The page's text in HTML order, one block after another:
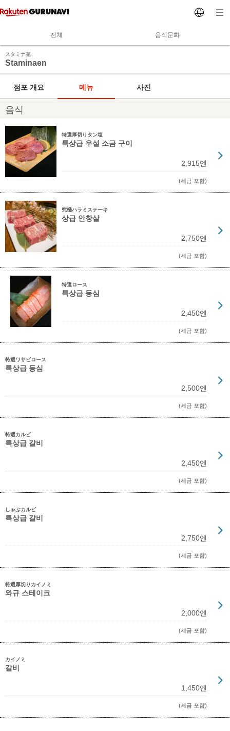
전체 음식문화
スタミナ苑
Staminaen
점포 개요 메뉴 사진
음식
特選厚切りタン塩
특상급 우설 소금 구이
2,915엔
(세금 포함)
究極ハラミステーキ
상급 안창살
2,750엔
(세금 포함)
特選ロース
특상급 등심
2,450엔
(세금 포함)
特選ワサビロース
특상급 등심
2,500엔
(세금 포함)
特選カルビ
특상급 갈비
2,450엔
(세금 포함)
しゃぶカルビ
특상급 갈비
2,750엔
(세금 포함)
特選厚切りカイノミ
와규 스테이크
2,000엔
(세금 포함)
カイノミ
갈비
1,450엔
(세금 포함)